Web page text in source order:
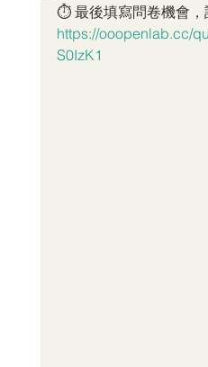
⏱ 最後填寫問卷機會，
https://ooopenlab.cc/
S0IzK1